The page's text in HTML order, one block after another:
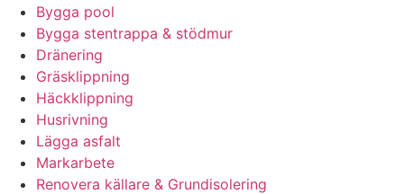
Bygga pool
Bygga stentrappa & stödmur
Dränering
Gräsklippning
Häckklippning
Husrivning
Lägga asfalt
Markarbete
Renovera källare & Grundisolering